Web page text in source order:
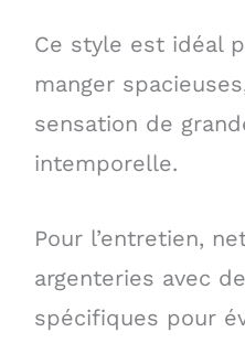
Ce style est idéal
manger
sensation de
intemporelle.
Pour l’entretien,
argenteries avec
spécifiques pour